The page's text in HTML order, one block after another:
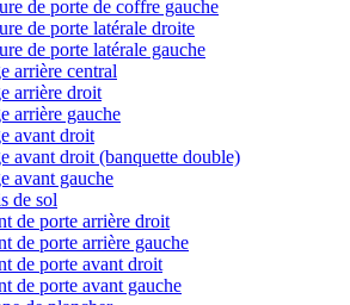
de porte de coffre gauche
de porte latérale droite
de porte latérale gauche
arrière central
arrière droit
arrière gauche
avant droit
avant droit (banquette double)
avant gauche
de sol
de porte arrière droit
de porte arrière gauche
de porte avant droit
de porte avant gauche